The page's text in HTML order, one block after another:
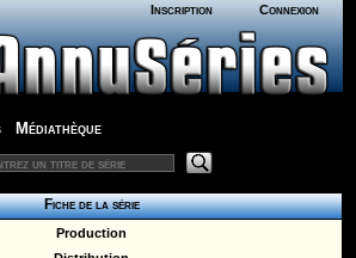
Inscription Connexion
Médiathèque
Fiche de la série
Production